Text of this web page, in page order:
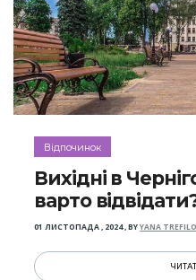
Відпочинок
Вихідні в
варто
01 ЛИСТОПАДА , 2024,BYYANA